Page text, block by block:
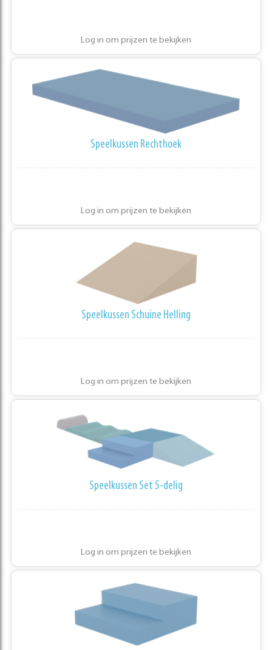
Log in om prijzen te bekijken
Speelkussen Rechthoek
Log in om prijzen te bekijken
Speelkussen Schuine Helling
Log in om prijzen te bekijken
Speelkussen Set 5-delig
Log in om prijzen te bekijken